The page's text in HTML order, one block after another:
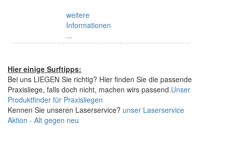
weitere
Informationen
...
Hier einige Surftipps:
Bei uns LIEGEN Sie richtig? Hier finden Sie die passende
Praxisliege, falls doch nicht, machen wirs passend.Unser
Produktfinder für Praxisliegen
Kennen Sie unseren Laserservice? unser Laserservice
Aktion - Alt gegen neu